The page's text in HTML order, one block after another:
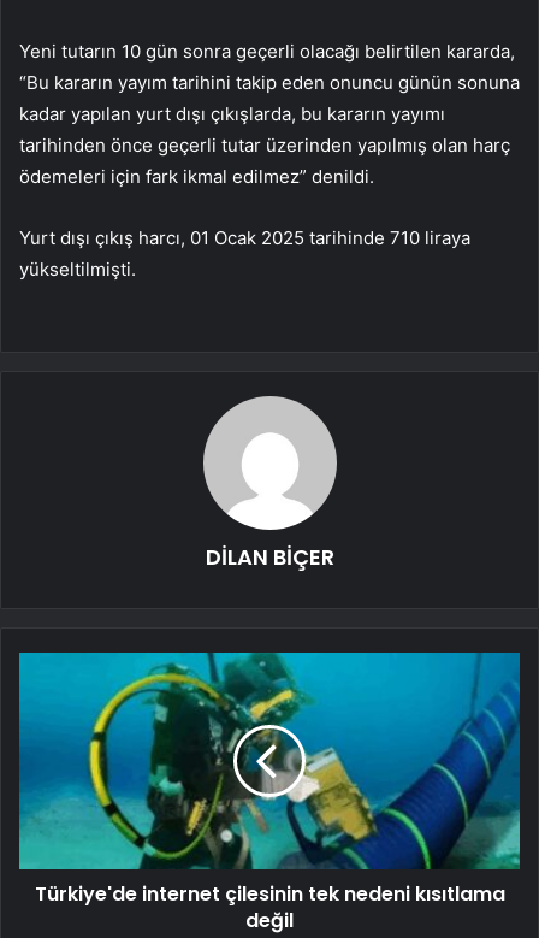
Yeni tutarın 10 gün sonra geçerli olacağı belirtilen kararda,
“Bu kararın yayım tarihini takip eden onuncu günün sonuna
kadar yapılan yurt dışı çıkışlarda, bu kararın yayımı
tarihinden önce geçerli tutar üzerinden yapılmış olan harç
ödemeleri için fark ikmal edilmez” denildi.
Yurt dışı çıkış harcı, 01 Ocak 2025 tarihinde 710 liraya
yükseltilmişti.
DİLAN BİÇER
Türkiye'de internet çilesinin tek nedeni kısıtlama
değil